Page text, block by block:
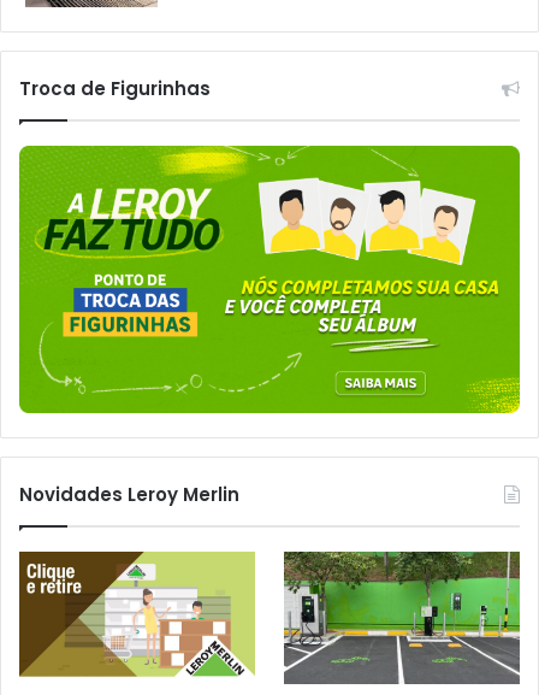
Troca de Figurinhas
Novidades Leroy Merlin